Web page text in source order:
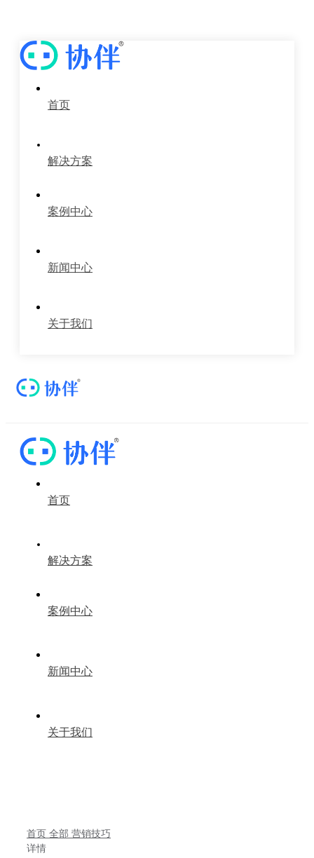
首页
解决方案
案例中心
新闻中心
关于我们
首页
解决方案
案例中心
新闻中心
关于我们
首页 全部 营销技巧
详情